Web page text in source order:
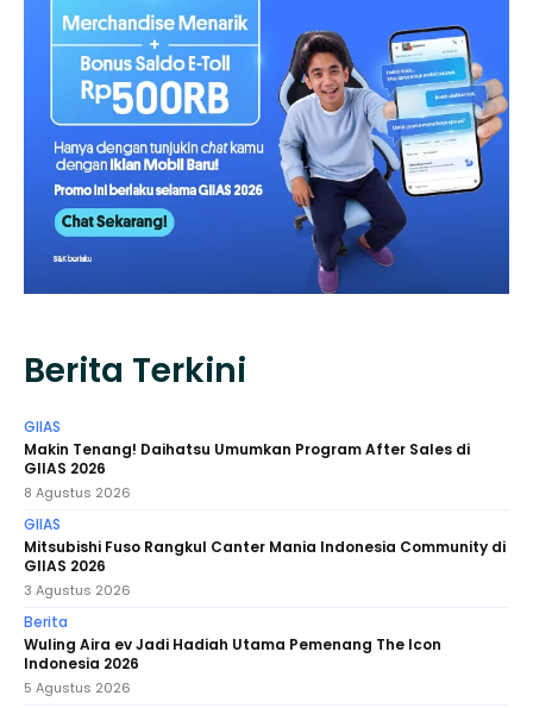
Berita Terkini
GIIAS
Makin Tenang! Daihatsu Umumkan Program After Sales di
GIIAS 2026
8 Agustus 2026
GIIAS
Mitsubishi Fuso Rangkul Canter Mania Indonesia Community di
GIIAS 2026
3 Agustus 2026
Berita
Wuling Aira ev Jadi Hadiah Utama Pemenang The Icon
Indonesia 2026
5 Agustus 2026